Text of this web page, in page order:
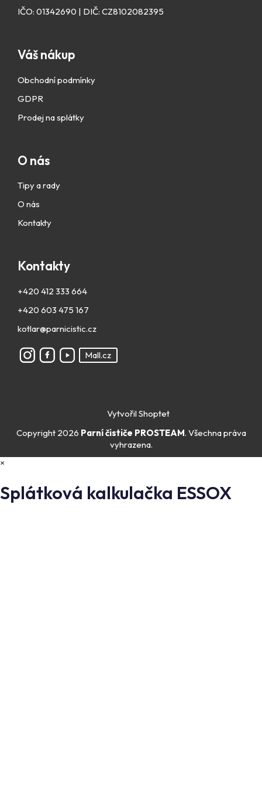
IČO: 01342690 | DIČ: CZ8102082395
Váš nákup
Obchodní podmínky
GDPR
Prodej na splátky
O nás
Tipy a rady
O nás
Kontakty
Kontakty
+420 412 333 664
+420 603 475 167
kotlar@parnicistic.cz
Mall.cz
Vytvořil Shoptet
Copyright 2026 Parní čističe PROSTEAM. Všechna práva
vyhrazena.
×
Splátková kalkulačka ESSOX